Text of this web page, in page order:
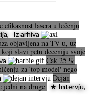
efikasnost lasera u lečenju
Iz arhiva
objavljena na TV-u, uz
slavi petu deceniju svoje
Čak 25 %
za 'top model' nego
Dejan
jedni na druge
★ Intervju,